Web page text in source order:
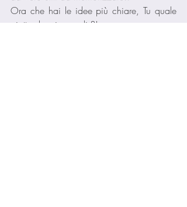
Ora che hai le idee più chiare, Tu quale
piatto doccia scegli ?!